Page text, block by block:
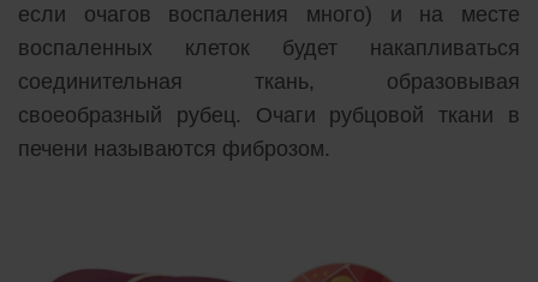
если очагов воспаления много) и на месте
воспаленных клеток будет накапливаться
соединительная ткань, образовывая
своеобразный рубец. Очаги рубцовой ткани в
печени называются фиброзом.